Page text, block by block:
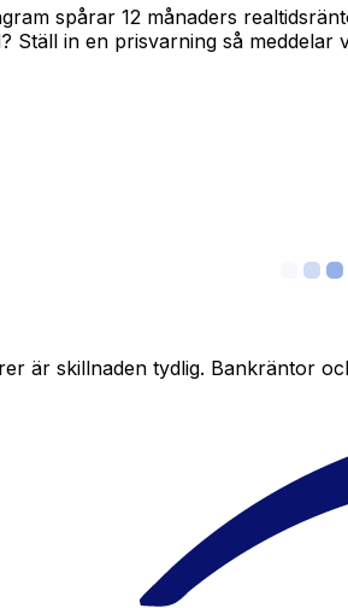
spårar 12 månaders
in en prisvarning så meddelar
är skillnaden tydlig. Bankräntor